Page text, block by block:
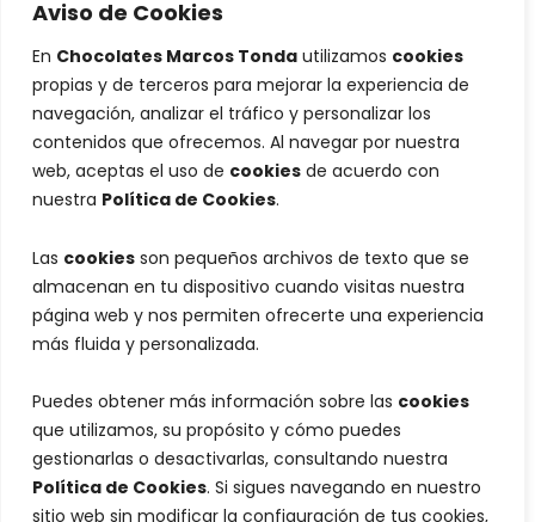
Aviso de Cookies
En Chocolates Marcos Tonda utilizamos cookies
propias y de terceros para mejorar la experiencia de
navegación, analizar el tráfico y personalizar los
contenidos que ofrecemos. Al navegar por nuestra
web, aceptas el uso de cookies de acuerdo con
nuestra Política de Cookies.
Las cookies son pequeños archivos de texto que se
almacenan en tu dispositivo cuando visitas nuestra
página web y nos permiten ofrecerte una experiencia
más fluida y personalizada.
Puedes obtener más información sobre las cookies
que utilizamos, su propósito y cómo puedes
gestionarlas o desactivarlas, consultando nuestra
Política de Cookies. Si sigues navegando en nuestro
sitio web sin modificar la configuración de tus cookies,